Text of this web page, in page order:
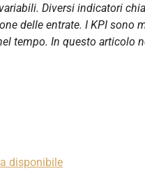
Diversi indicatori
delle entrate. I KPI sono
tempo. In questo articolo
disponibile